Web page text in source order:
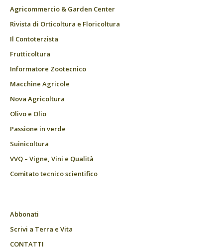
Agricommercio & Garden Center
Rivista di Orticoltura e Floricoltura
Il Contoterzista
Frutticoltura
Informatore Zootecnico
Macchine Agricole
Nova Agricoltura
Olivo e Olio
Passione in verde
Suinicoltura
VVQ – Vigne, Vini e Qualità
Comitato tecnico scientifico
Abbonati
Scrivi a Terra e Vita
CONTATTI